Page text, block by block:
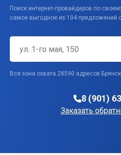
Поиск интернет-провайдеров по
самое выгодное из 104 предложений
Вся зона охвата 28590 адресов
8 (901)
Заказать